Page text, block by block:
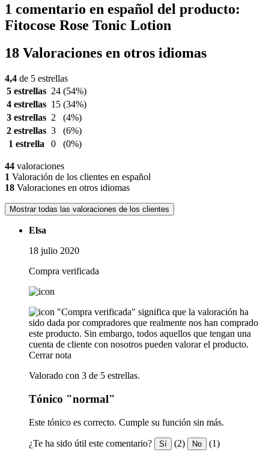
1 comentario en español del producto:
Fitocose Rose Tonic Lotion
18 Valoraciones en otros idiomas
4,4 de 5 estrellas
5 estrellas 24 (54%)
4 estrellas 15 (34%)
3 estrellas 2
(4%)
2 estrellas 3
(6%)
1 estrella
0 (0%)
44 valoraciones
1 Valoración de los clientes en español
18 Valoraciones en otros idiomas
Mostrar todas las valoraciones de los clientes
Elsa
18 julio 2020
Compra verificada
"Compra verificada" significa que la valoración ha
sido dada por compradores que realmente nos han comprado
este producto. Sin embargo, todos aquellos que tengan una
cuenta de cliente con nosotros pueden valorar el producto.
Cerrar nota
Valorado con 3 de 5 estrellas.
Tónico "normal"
Este tónico es correcto. Cumple su función sin más.
¿Te ha sido útil este comentario? Sí (2) No (1)